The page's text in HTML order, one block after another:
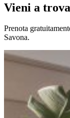
Vieni a
Prenota
Savona.